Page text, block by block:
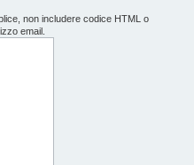
non includere codice HTML o
email.